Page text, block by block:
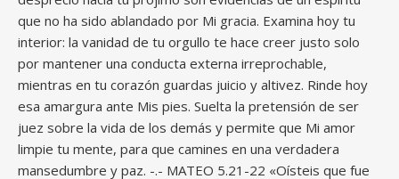
que no ha sido ablandado por Mi gracia. Examina hoy tu
interior: la vanidad de tu orgullo te hace creer justo solo
por mantener una conducta externa irreprochable,
mientras en tu corazón guardas juicio y altivez. Rinde hoy
esa amargura ante Mis pies. Suelta la pretensión de ser
juez sobre la vida de los demás y permite que Mi amor
limpie tu mente, para que camines en una verdadera
mansedumbre y paz. -.- MATEO 5.21-22 «Oísteis que fue